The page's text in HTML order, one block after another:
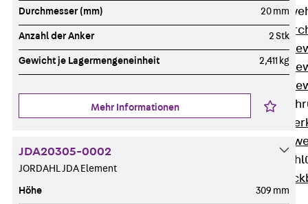
Zurück
FERBOX®
Durchmesser (mm) 20 mm
Anzahl der Anker 2 Stk
Gewicht je Lagermengeneinheit 2,411 kg
Mehr Informationen
JDA20305-0002
JORDAHL JDA Element
Höhe 309 mm